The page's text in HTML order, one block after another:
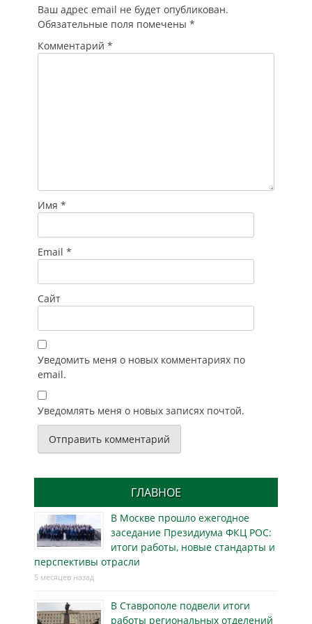
Ваш адрес email не будет опубликован.
Обязательные поля помечены *
Комментарий *
Имя *
Email *
Сайт
Уведомить меня о новых комментариях по
email.
Уведомлять меня о новых записях почтой.
ГЛАВНОЕ
В Москве прошло ежегодное
заседание Президиума ФКЦ РОС:
итоги работы, новые стандарты и
перспективы отрасли
5 месяцев назад
В Ставрополе подвели итоги
работы региональных отделений